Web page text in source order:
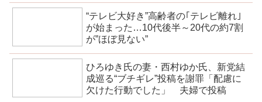
“テレビ大好き”高齢者の｢テレビ離れ｣
が始まった…10代後半～20代の約7割
が”ほぼ見ない”
ひろゆき氏の妻・西村ゆか氏、新党結
成巡る“ブチギレ”投稿を謝罪「配慮に
欠けた行動でした」 夫婦で投稿